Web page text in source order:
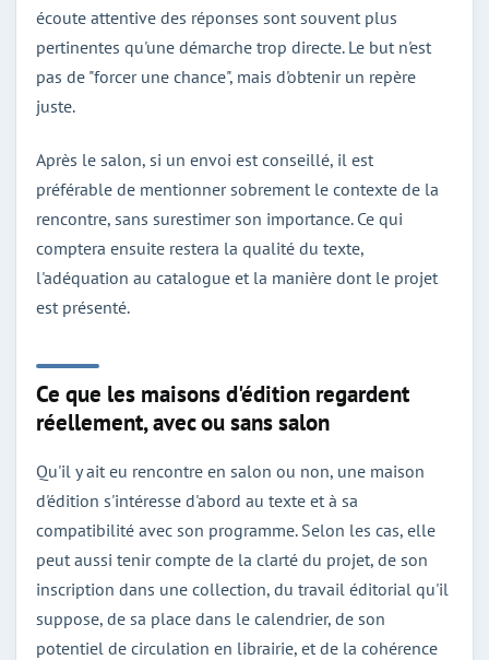
écoute attentive des réponses sont souvent plus
pertinentes qu'une démarche trop directe. Le but n'est
pas de "forcer une chance", mais d'obtenir un repère
juste.
Après le salon, si un envoi est conseillé, il est
préférable de mentionner sobrement le contexte de la
rencontre, sans surestimer son importance. Ce qui
comptera ensuite restera la qualité du texte,
l'adéquation au catalogue et la manière dont le projet
est présenté.
Ce que les maisons d'édition regardent
réellement, avec ou sans salon
Qu'il y ait eu rencontre en salon ou non, une maison
d'édition s'intéresse d'abord au texte et à sa
compatibilité avec son programme. Selon les cas, elle
peut aussi tenir compte de la clarté du projet, de son
inscription dans une collection, du travail éditorial qu'il
suppose, de sa place dans le calendrier, de son
potentiel de circulation en librairie, et de la cohérence